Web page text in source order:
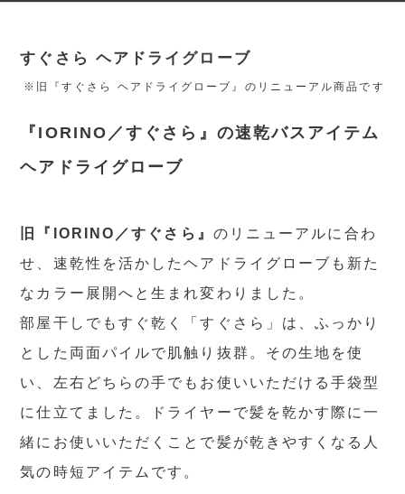
すぐさら ヘアドライグローブ
※旧『すぐさら ヘアドライグローブ』のリニューアル商品です
『IORINO／すぐさら』の速乾バスアイテム
ヘアドライグローブ
旧『IORINO／すぐさら』 のリニューアルに合わ
せ、速乾性を活かしたヘアドライグローブも新た
なカラー展開へと生まれ変わりました。
部屋干しでもすぐ乾く「すぐさら」は、ふっかり
とした両面パイルで肌触り抜群。その生地を使
い、左右どちらの手でもお使いいただける手袋型
に仕立てました。ドライヤーで髪を乾かす際に一
緒にお使いいただくことで髪が乾きやすくなる人
気の時短アイテムです。